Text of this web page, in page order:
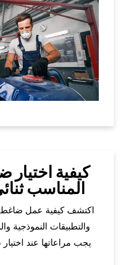
كيفية اختيار
المناسب
اكتشف كيفية عمل ضاغط
والتطبيقات النموذجية
يجب مراعاتها عند